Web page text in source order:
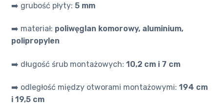
➡️ grubość płyty: 5 mm
➡️ materiał: poliwęglan komorowy, aluminium,
polipropylen
➡️ długość śrub montażowych: 10,2 cm i 7 cm
➡️ odległość między otworami montażowymi: 194 cm
i 19,5 cm